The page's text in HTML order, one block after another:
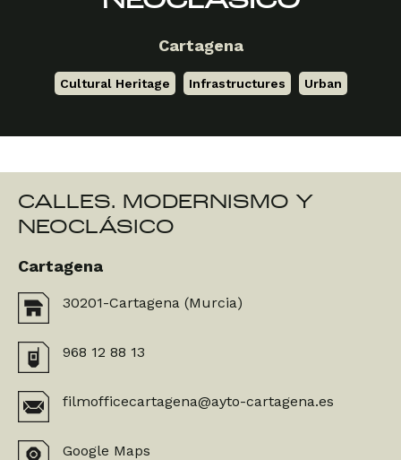
Cartagena
Cultural Heritage Infrastructures Urban
CALLES. MODERNISMO Y
NEOCLÁSICO
Cartagena
30201-Cartagena (Murcia)
968 12 88 13
filmofficecartagena@ayto-cartagena.es
Google Maps